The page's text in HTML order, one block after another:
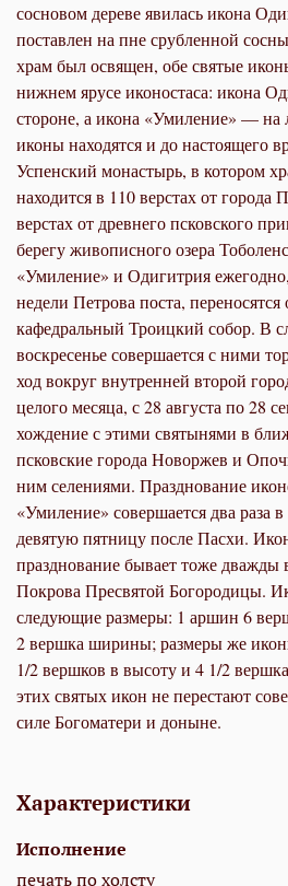
сосновом дереве явилась икона
поставлен на пне срубленной
храм был освящен, обе святые
нижнем ярусе иконостаса: икона
стороне, а икона «Умиление» — на
иконы находятся и до настоящего
Успенский монастырь, в котором
находится в 110 верстах от города
верстах от древнего псковского
берегу живописного озера
«Умиление» и Одигитрия
недели Петрова поста,
кафедральный Троицкий собор. В
воскресенье совершается с ними
ход вокруг внутренней второй
целого месяца, с 28 августа по 28
хождение с этими святынями в
псковские города Новоржев и
ним селениями. Празднование
«Умиление» совершается два раза
девятую пятницу после Пасхи.
празднование бывает тоже дважды
Покрова Пресвятой Богородицы.
следующие размеры: 1 аршин 6
2 вершка ширины; размеры же
1/2 вершков в высоту и 4 1/2
этих святых икон не перестают
силе Богоматери и доныне.
Характеристики
Исполнение
печать по холсту